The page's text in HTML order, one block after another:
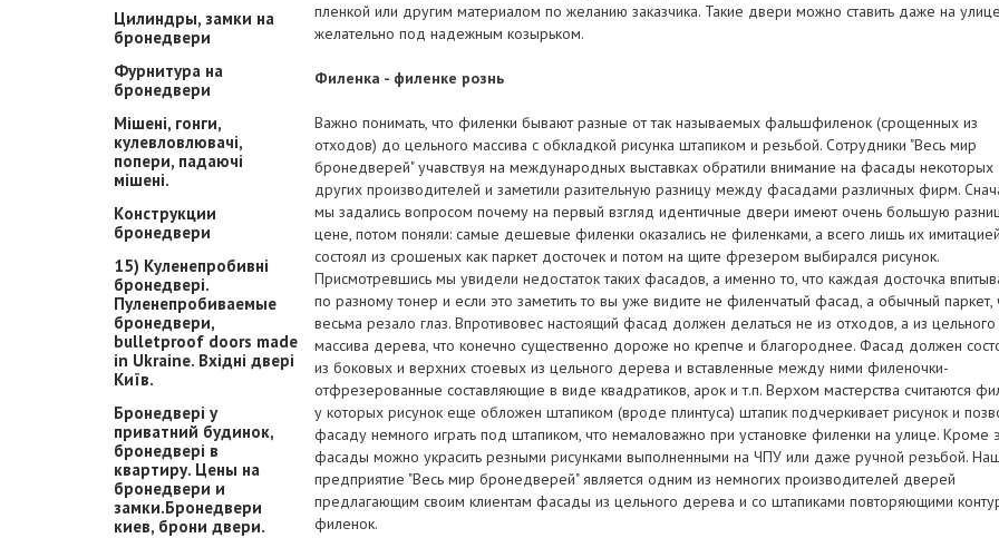
Цилиндры, замки на
бронедвери
Фурнитура на
бронедвери
Мішені, гонги,
кулевловлювачі,
попери, падаючі
мішені.
Конструкции
бронедвери
15) Куленепробивні
бронедвері.
Пуленепробиваемые
бронедвери,
bulletproof doors made
in Ukraine. Вхідні двері
Київ.
Бронедвері у
приватний будинок,
бронедвері в
квартиру. Цены на
бронедвери и
замки.Бронедвери
киев, брони двери.
пленкой или другим материалом по желанию заказчика. Такие двери можно ставить даже на
желательно под надежным козырьком.
Филенка - филенке рознь
Важно понимать, что филенки бывают разные от так называемых фальшфиленок (срощенных из
отходов) до цельного массива с обкладкой рисунка штапиком и резьбой. Сотрудники "Весь мир
бронедверей" учавствуя на международных выставках обратили внимание на фасады некоторых
других производителей и заметили разительную разницу между фасадами различных фирм.
мы задались вопросом почему на первый взгляд идентичные двери имеют очень большую
цене, потом поняли: cамые дешевые филенки оказались не филенками, а всего лишь их
состоял из срошеных как паркет досточек и потом на щите фрезером выбирался рисунок.
Присмотревшись мы увидели недостаток таких фасадов, а именно то, что каждая досточка
по разному тонер и если это заметить то вы уже видите не филенчатый фасад, а обычный паркет,
весьма резало глаз. Впротивовес настоящий фасад должен делаться не из отходов, а из цельного
массива дерева, что конечно существенно дороже но крепче и благороднее. Фасад должен
из боковых и верхних стоевых из цельного дерева и вставленные между ними филеночки-
отфрезерованные составляющие в виде квадратиков, арок и т.п. Верхом мастерства считаются
у которых рисунок еще обложен штапиком (вроде плинтуса) штапик подчеркивает рисунок и
фасаду немного играть под штапиком, что немаловажно при установке филенки на улице. Кроме
фасады можно украсить резными рисунками выполненными на ЧПУ или даже ручной резьбой.
предприятие "Весь мир бронедверей" является одним из немногих производителей дверей
предлагающим своим клиентам фасады из цельного дерева и со штапиками повторяющими
филенок.